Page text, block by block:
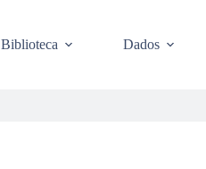
Biblioteca Dados